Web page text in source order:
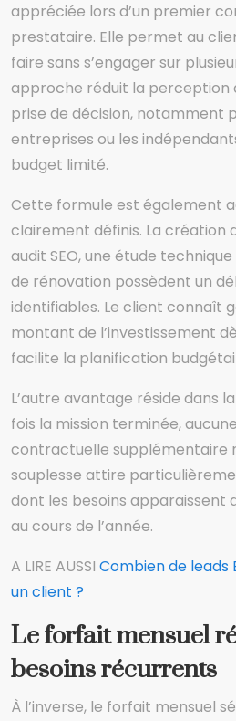
appréciée lors d’un premier
prestataire. Elle permet au
faire sans s’engager sur
approche réduit la perception
prise de décision, notamment
entreprises ou les
budget limité.
Cette formule est également
clairement définis. La création
audit SEO, une étude
de rénovation possèdent un
identifiables. Le client connaît
montant de l’investissement
facilite la planification
L’autre avantage réside dans
fois la mission terminée,
contractuelle supplémentaire
souplesse attire
dont les besoins apparaissent
au cours de l’année.
A LIRE AUSSI Combien de leads
un client ?
Le forfait mensuel
besoins récurrents
À l’inverse, le forfait mensuel